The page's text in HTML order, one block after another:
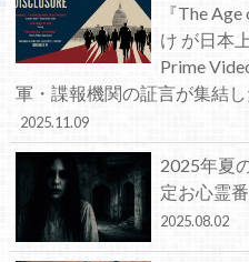
『The
け が日本
Prime
軍・諜報機関の証言が集結
2025.11.09
2025年夏
定お心霊
2025.08.02